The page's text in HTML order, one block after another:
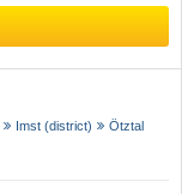
Imst (district) Ötztal